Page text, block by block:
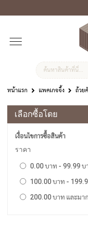
หน้าแรก แพคเกจจิ้ง ถ้วย
เลือกซื้อโดย
เงื่อนไขการซื้อสินค้า
ราคา
0.00 บาท - 99.99 บ
100.00 บาท -
200.00 บาท และมา